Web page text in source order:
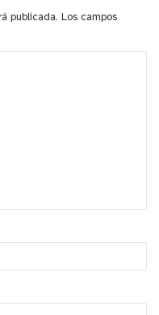
publicada. Los campos